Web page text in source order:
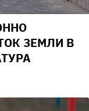
ЗЕМЛИ В